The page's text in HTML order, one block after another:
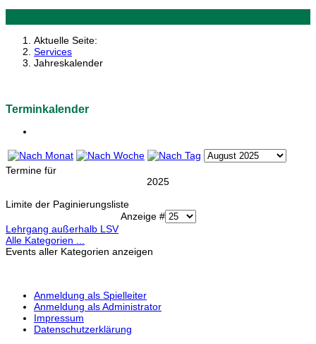
Aktuelle Seite:
Services
Jahreskalender
Terminkalender
Termine für
2025
Limite der Paginierungsliste
Anzeige #
Lehrgang außerhalb LSV
Alle Kategorien ...
Events aller Kategorien anzeigen
Anmeldung als Spielleiter
Anmeldung als Administrator
Impressum
Datenschutzerklärung